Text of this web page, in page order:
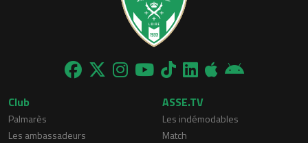
Club
Palmarès
Les ambassadeurs
ASSE.TV
Les indémodables
Match